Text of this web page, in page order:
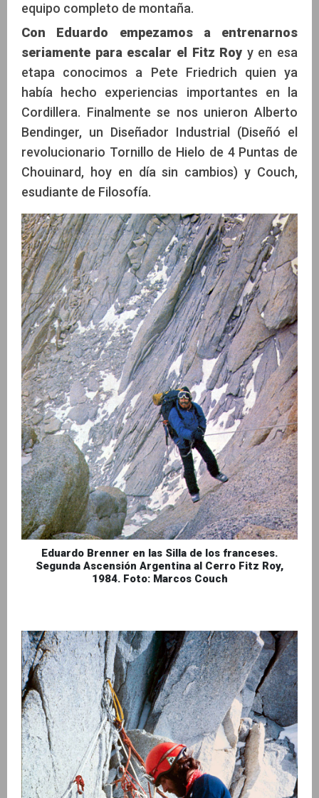
equipo completo de montaña.
Con Eduardo empezamos a entrenarnos
seriamente para escalar el Fitz Roy y en esa
etapa conocimos a Pete Friedrich quien ya
había hecho experiencias importantes en la
Cordillera. Finalmente se nos unieron Alberto
Bendinger, un Diseñador Industrial (Diseñó el
revolucionario Tornillo de Hielo de 4 Puntas de
Chouinard, hoy en día sin cambios) y Couch,
esudiante de Filosofía.
Eduardo Brenner en las Silla de los franceses.
Segunda Ascensión Argentina al Cerro Fitz Roy,
1984. Foto: Marcos Couch